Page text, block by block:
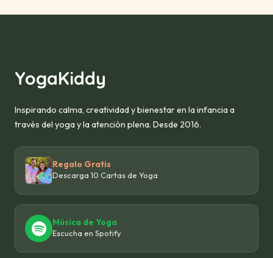
YogaKiddy
Inspirando calma, creatividad y bienestar en la infancia a
través del yoga y la atención plena. Desde 2016.
Regalo Gratis
Descarga 10 Cartas de Yoga
Música de Yoga
Escucha en Spotify